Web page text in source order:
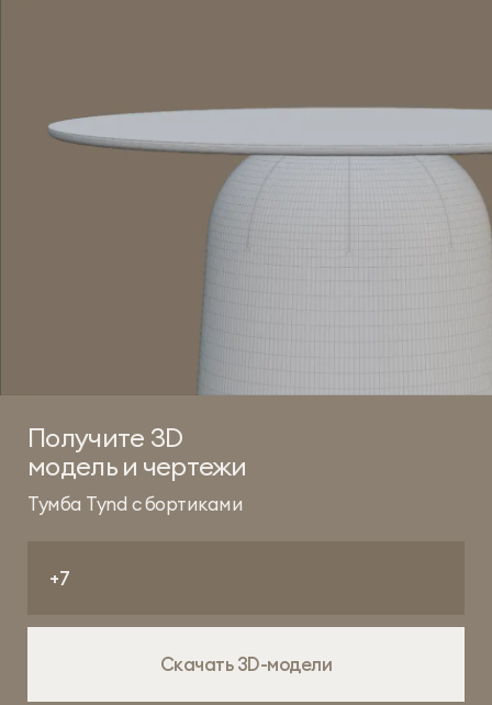
Получите 3D
модель и чертежи
Тумба Tynd с бортиками
Скачать 3D-модели